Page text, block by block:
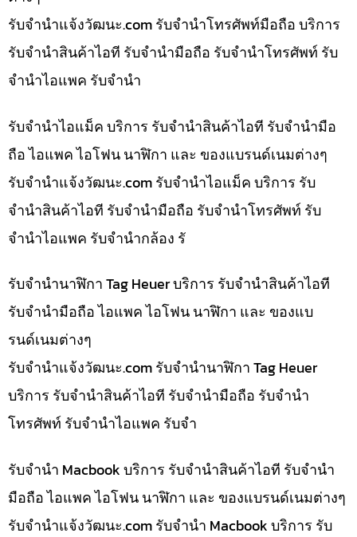
รับจํานําแจ้งวัฒนะ.com รับจำนำโทรศัพท์มือถือ บริการ
รับจำนำสินค้าไอที รับจำนำมือถือ รับจำนำโทรศัพท์ รับ
จำนำไอแพค รับจำนำ
รับจำนำไอแม็ค บริการ รับจำนำสินค้าไอที รับจำนำมือ
ถือ ไอแพค ไอโฟน นาฬิกา และ ของแบรนด์เนมต่างๆ
รับจํานําแจ้งวัฒนะ.com รับจำนำไอแม็ค บริการ รับ
จำนำสินค้าไอที รับจำนำมือถือ รับจำนำโทรศัพท์ รับ
จำนำไอแพค รับจำนำกล้อง รั
รับจำนำนาฬิกา Tag Heuer บริการ รับจำนำสินค้าไอที
รับจำนำมือถือ ไอแพค ไอโฟน นาฬิกา และ ของแบ
รนด์เนมต่างๆ
รับจํานําแจ้งวัฒนะ.com รับจำนำนาฬิกา Tag Heuer
บริการ รับจำนำสินค้าไอที รับจำนำมือถือ รับจำนำ
โทรศัพท์ รับจำนำไอแพค รับจำ
รับจำนำ Macbook บริการ รับจำนำสินค้าไอที รับจำนำ
มือถือ ไอแพค ไอโฟน นาฬิกา และ ของแบรนด์เนมต่างๆ
รับจํานําแจ้งวัฒนะ.com รับจำนำ Macbook บริการ รับ